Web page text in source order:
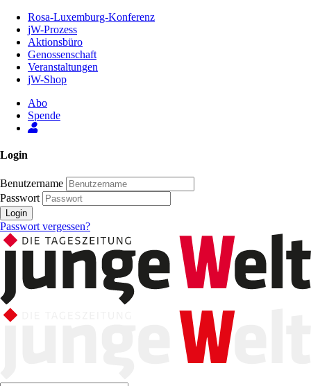
Inhalt
Seite
Rosa-Luxemburg-Konferenz
jW-Prozess
Aktionsbüro
Genossenschaft
Veranstaltungen
jW-Shop
Abo
Spende
Login
Benutzername
Passwort
Login
Passwort vergessen?